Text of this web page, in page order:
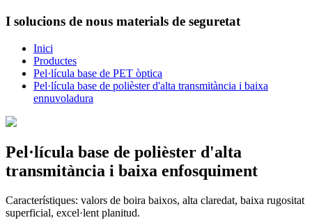
I solucions de nous materials de seguretat
Inici
Productes
Pel·lícula base de PET òptica
Pel·lícula base de polièster d'alta transmitància i baixa
ennuvoladura
Pel·lícula base de polièster d'alta
transmitància i baixa enfosquiment
Característiques: valors de boira baixos, alta claredat, baixa rugositat
superficial, excel·lent planitud.